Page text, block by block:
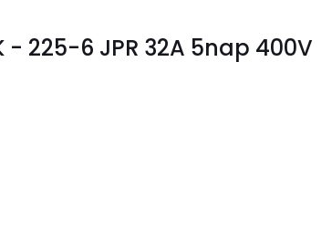
- 225-6 JPR 32A 5nap 400V